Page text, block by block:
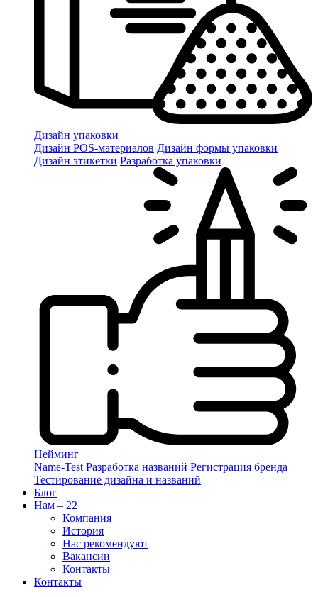
Дизайн упаковки
Дизайн POS-материалов Дизайн формы упаковки
Дизайн этикетки Разработка упаковки
Нейминг
Name-Test Разработка названий Регистрация бренда
Тестирование дизайна и названий
Блог
Нам – 22
Компания
История
Нас рекомендуют
Вакансии
Контакты
Контакты